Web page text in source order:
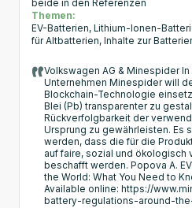
beide in den Referenzen
Themen:
EV-Batterien, Lithium-Ionen-
für Altbatterien, Inhalte zur
Volkswagen AG & Minespider
Unternehmen Minespider will
Blockchain-Technologie
Blei (Pb) transparenter zu
Rückverfolgbarkeit der
Ursprung zu gewährleisten. Es
werden, dass die für die
auf faire, sozial und ökologisch
beschafft werden. Popova A.
the World: What You Need to
Available online: https://
battery-regulations-around-